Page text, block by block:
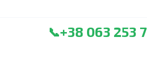
📞+38 063 253